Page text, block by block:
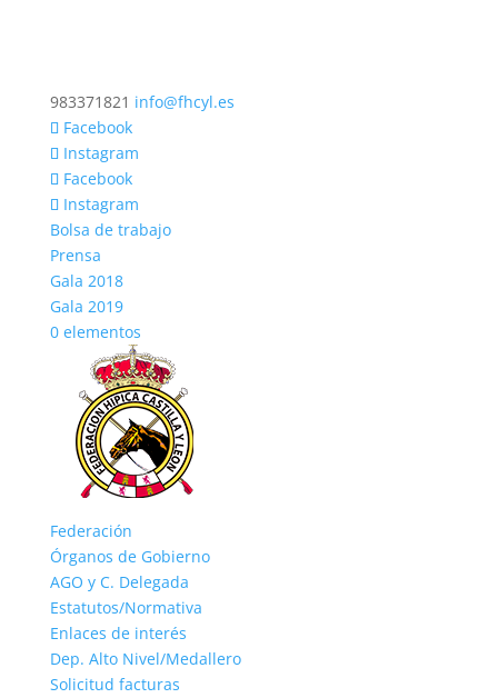
983371821 info@fhcyl.es
Facebook
Instagram
Facebook
Instagram
Bolsa de trabajo
Prensa
Gala 2018
Gala 2019
0 elementos
Federación
Órganos de Gobierno
AGO y C. Delegada
Estatutos/Normativa
Enlaces de interés
Dep. Alto Nivel/Medallero
Solicitud facturas